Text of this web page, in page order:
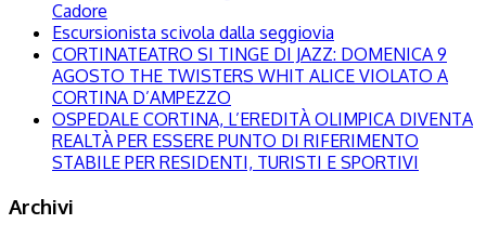
Cadore
Escursionista scivola dalla seggiovia
CORTINATEATRO SI TINGE DI JAZZ: DOMENICA 9
AGOSTO THE TWISTERS WHIT ALICE VIOLATO A
CORTINA D’AMPEZZO
OSPEDALE CORTINA, L’EREDITÀ OLIMPICA DIVENTA
REALTÀ PER ESSERE PUNTO DI RIFERIMENTO
STABILE PER RESIDENTI, TURISTI E SPORTIVI
Archivi